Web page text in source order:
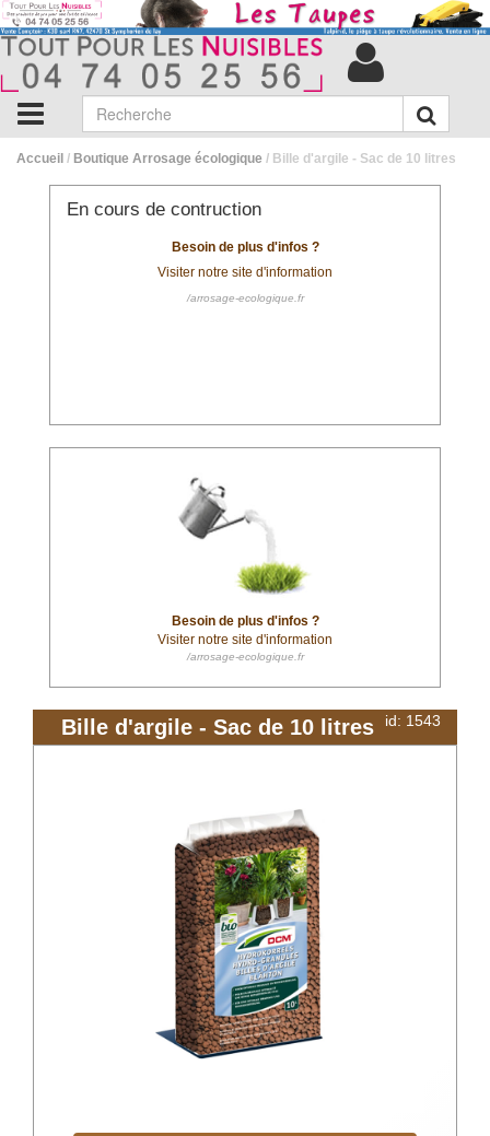
Accueil / Boutique Arrosage écologique / Bille d'argile - Sac de 10 litres
En cours de contruction
Besoin de plus d'infos ?
Visiter notre site d'information
/arrosage-ecologique.fr
Besoin de plus d'infos ?
Visiter notre site d'information
/arrosage-ecologique.fr
id: 1543
Bille d'argile - Sac de 10 litres